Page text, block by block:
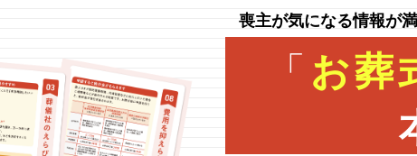
喪主が気になる情報が
「お葬